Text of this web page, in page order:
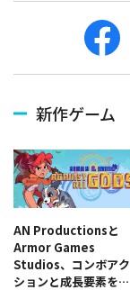
新作ゲーム
AN Productionsと
Armor Games
Studios、コンボアク
ションと成長要素を融